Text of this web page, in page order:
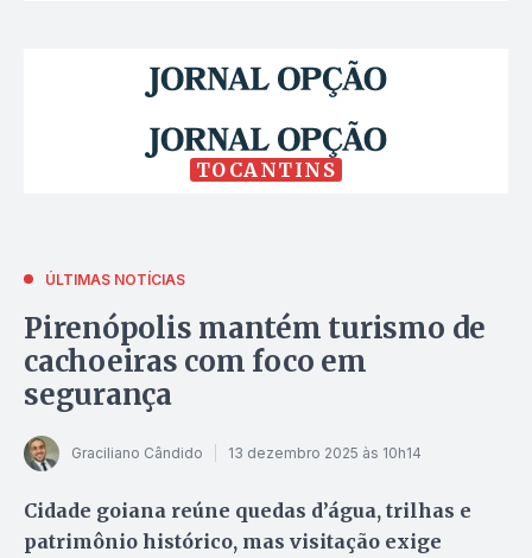
TOCANTINS
ÚLTIMAS NOTÍCIAS
Pirenópolis mantém turismo de
cachoeiras com foco em
segurança
Graciliano Cândido 13 dezembro 2025 às 10h14
Cidade goiana reúne quedas d’água, trilhas e
patrimônio histórico, mas visitação exige